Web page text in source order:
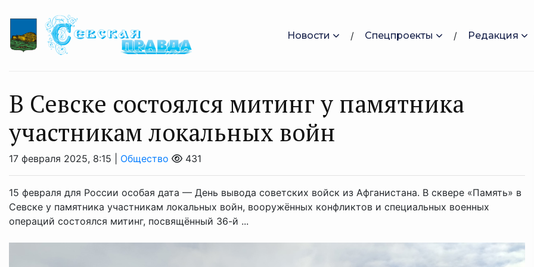
Новости Спецпроекты Редакция
В Севске состоялся митинг у памятника
участникам локальных войн
17 февраля 2025, 8:15 | Общество 431
15 февраля для России особая дата — День вывода советских войск из Афганистана. В сквере «Память» в
Севске у памятника участникам локальных войн, вооружённых конфликтов и специальных военных
операций состоялся митинг, посвящённый 36-й ...